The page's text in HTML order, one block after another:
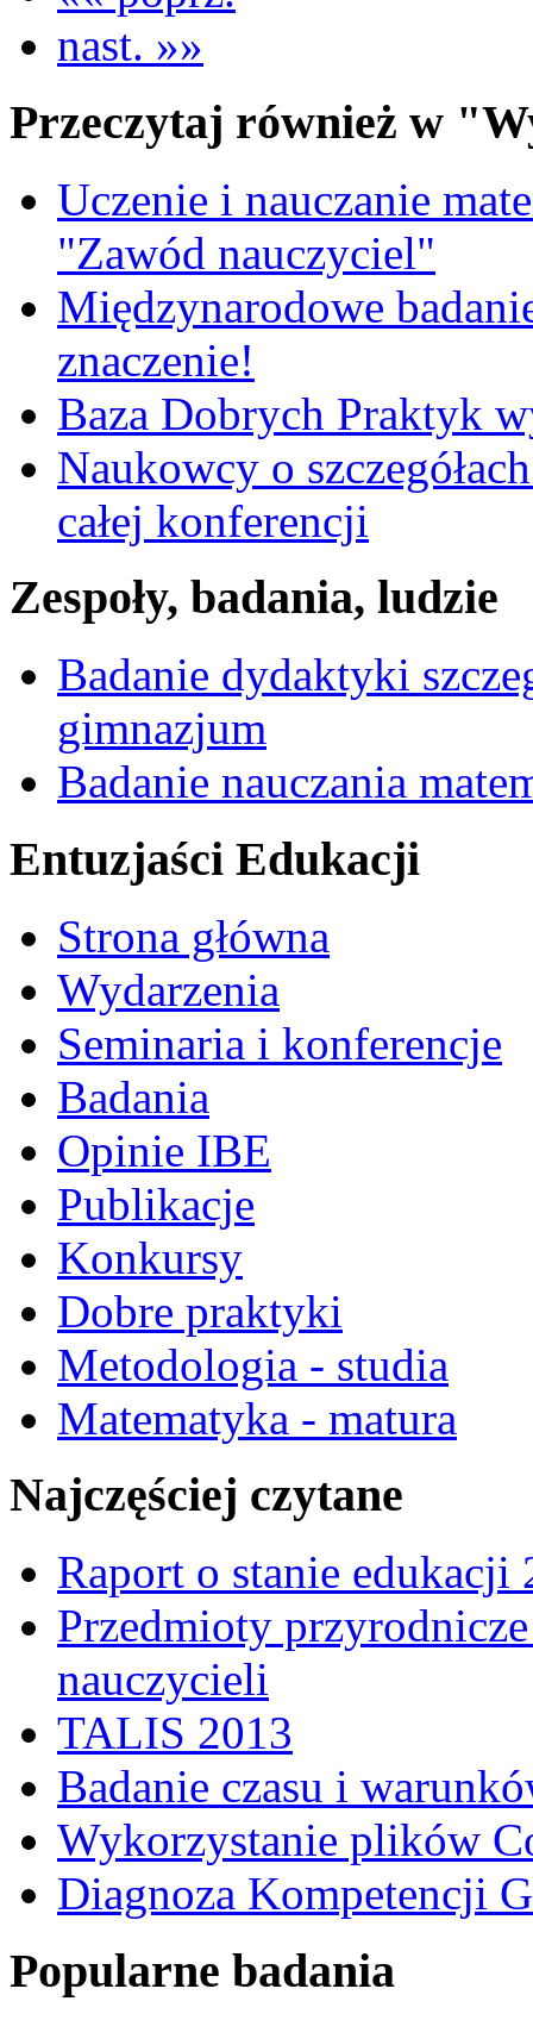
nast. »»
Przeczytaj również w
Uczenie i nauczanie
"Zawód nauczyciel"
Międzynarodowe
znaczenie!
Baza Dobrych Praktyk
Naukowcy o
całej konferencji
Zespoły, badania, ludzie
Badanie dydaktyki
gimnazjum
Badanie nauczania
Entuzjaści Edukacji
Strona główna
Wydarzenia
Seminaria i konferencje
Badania
Opinie IBE
Publikacje
Konkursy
Dobre praktyki
Metodologia - studia
Matematyka - matura
Najczęściej czytane
Raport o stanie edukacji
Przedmioty
nauczycieli
TALIS 2013
Badanie czasu i
Wykorzystanie plików
Diagnoza Kompetencji
Popularne badania